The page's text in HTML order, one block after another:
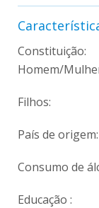
Constituição:
Homem/
Filhos:
País de origem:
Consumo de
Educação :